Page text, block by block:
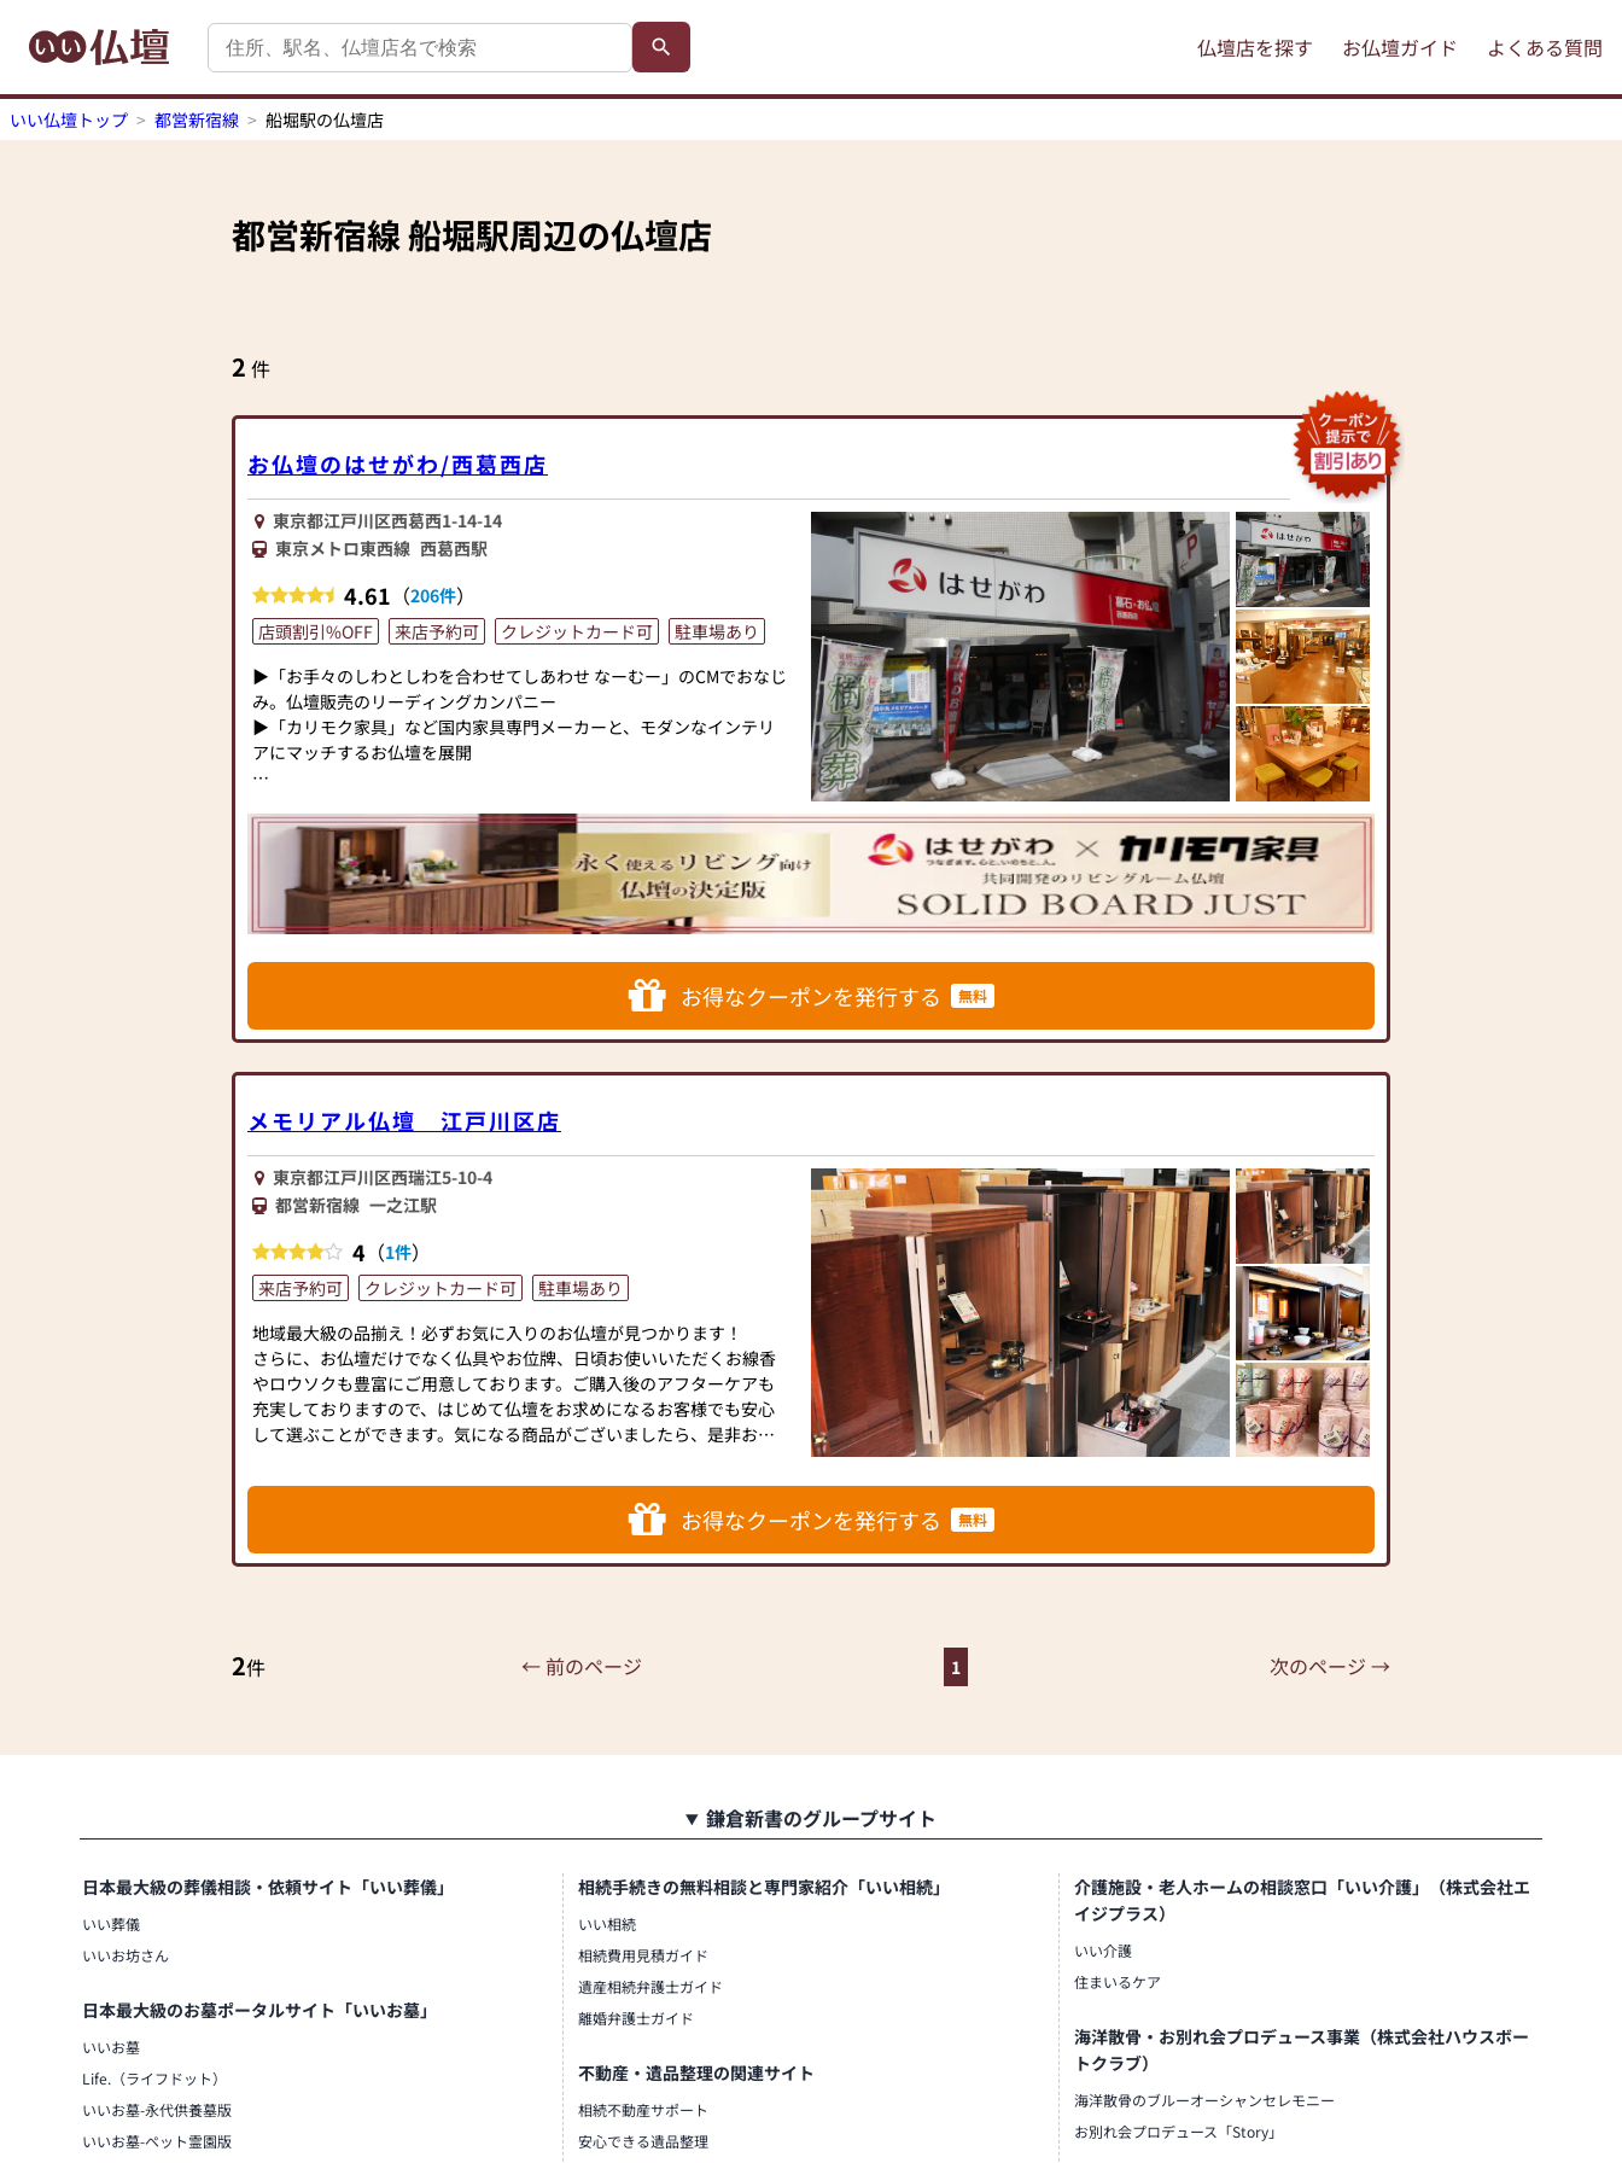
仏壇店を探す お仏壇ガイド よくある質問
いい仏壇トップ 都営新宿線 船堀駅の仏壇店
都営新宿線船堀駅周辺の仏壇店
2 件
お仏壇のはせがわ/西葛西店
東京都江戸川区西葛西1-14-14
東京メトロ東西線 西葛西駅
4.61 （206件）
店頭割引%OFF 来店予約可 クレジットカード可
駐車場あり
▶「お手々のしわとしわを合わせてしあわせ なーむー」のCMでおなじ
み。仏壇販売のリーディングカンパニー
▶「カリモク家具」など国内家具専門メーカーと、モダンなインテリ
アにマッチするお仏壇を展開
国内130店舗以上のスケールメリットと東証上場の信頼。創業以来、親
切・丁寧な説明と対応を心がけ、年間約25,000基のお仏壇、約3,000基
のお墓を納めています。「お仏壇のはせがわ」では、さまざまな供養
（対話の場づくり）の形をご提案しております。ご自身、ご家族にあ
った供養の形について、迷うことや、お困りのことなどございました
牌・お線香・お念珠等、豊富にご用意しております。1,000種類以上の
組み合わせの中からお客様に合ったお仏壇・お仏具をご提案いたしま
す。
≪「カリモク家具」との協同開発≫
お仏壇のはせがわは、日本を代表する家具メーカー「カリモク家具」
との協同開発で、現代の住宅にあったモダンなお仏壇を作っていま
す。他にも国内の家具専門メーカーと作り上げたお仏壇コレクション
があり、祈る人と偲ぶ人をつなぐ新しいカタチを提案します。
●仏壇・仏具・お墓・相続・遺品整理のご相談
●ご来店予約(ページ内の「来店予約ボタン」からお申込ください)
見た」とお伝えください)
●訪問(はせがわの専門スタッフがご相談や商品ご購入のお手続きを致
します)
≪お仏壇のはせがわよりお客様へ≫
さい。当店は幅広い品揃えとリーズナブルな価格でお客様をお迎えし
仏壇には様々な種類がございます。伝統的な木製の仏壇やモダンなデ
ザインの仏壇、またコンパクトなサイズの仏壇など、お客様のご要望
さらに、仏具も充実しております。位牌や線香、ろうそくや花立てな
また、スタッフ一同、お客様のご要望に丁寧にお応えいたします。お
仏壇や仏具に関するご質問やご相談にも親身にお答えし、最適なアド
バイスをいたします。お客様のご満足度を最優先に考え、心からのお
お仏壇のはせがわでは、お客様の大切なご供養に寄り添い、お手伝い
させていただきます。ぜひ一度、当店にお越しください。心地よい空
間で、お仏壇や仏具をご覧いただけます。スタッフ一同、心よりお待
ちしております。」
お得なクーポンを発行する 無料
メモリアル仏壇 江戸川区店
東京都江戸川区西瑞江5-10-4
都営新宿線 一之江駅
4 （1件）
来店予約可 クレジットカード可
駐車場あり
地域最大級の品揃え！必ずお気に入りのお仏壇が見つかります！
さらに、お仏壇だけでなく仏具やお位牌、日頃お使いいただくお線香
やロウソクも豊富にご用意しております。ご購入後のアフターケアも
充実しておりますので、はじめて仏壇をお求めになるお客様でも安心
して選ぶことができます。気になる商品がございましたら、是非お気
お得なクーポンを発行する 無料
2件 ← 前のページ 1 次のページ →
鎌倉新書のグループサイト
日本最大級の葬儀相談・依頼サイト「いい葬儀」
いい葬儀
いいお坊さん
日本最大級のお墓ポータルサイト「いいお墓」
いいお墓
Life.（ライフドット）
いいお墓-永代供養墓版
いいお墓-ペット霊園版
相続手続きの無料相談と専門家紹介「いい相続」
いい相続
相続費用見積ガイド
遺産相続弁護士ガイド
離婚弁護士ガイド
不動産・遺品整理の関連サイト
相続不動産サポート
安心できる遺品整理
介護施設・老人ホームの相談窓口「いい介護」（株式会社エ
イジプラス）
いい介護
住まいるケア
海洋散骨・お別れ会プロデュース事業（株式会社ハウスボー
トクラブ）
海洋散骨のブルーオーシャンセレモニー
お別れ会プロデュース「Story」